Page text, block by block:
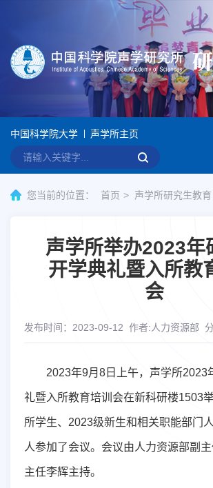
中国科学院大学 声学所主页
您当前的位置： 首页 声学所研究生教育
声学所举办2023年
开学典礼暨入所教
会
发布时间：2023-09-12 作者:人力资源部
2023年9月 8 日上午，声学所2023
礼暨入所教育培训会在新科研楼1503
所学生、 2023级新生和相关职能部门
人参加了会议。会议由人力资源部副
主任李辉主持。